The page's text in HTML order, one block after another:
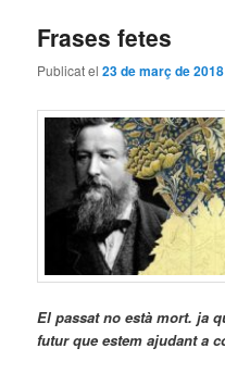
Frases fetes
Publicat el23 de març de 2018
El passat no està mort. ja
futur que estem ajudant a